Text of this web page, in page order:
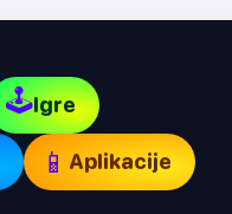
🕹Igre
📱 Aplikacije